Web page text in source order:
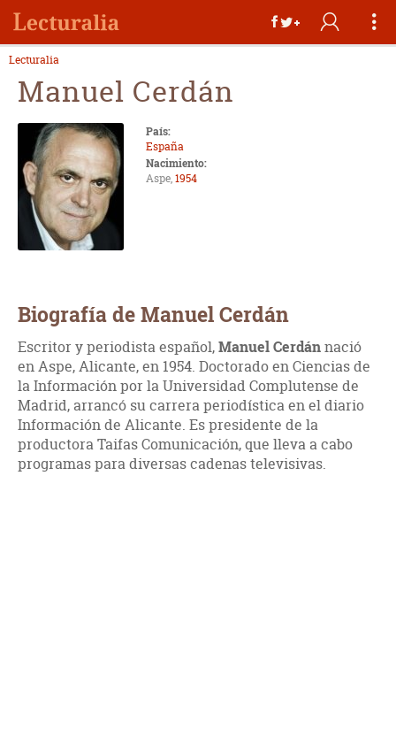
Lecturalia
Manuel Cerdán
País:
España
Nacimiento:
Aspe,1954
Biografía de Manuel Cerdán
Escritor y periodista español,Manuel Cerdánnació
en Aspe, Alicante, en 1954. Doctorado en Ciencias de
la Información por la Universidad Complutense de
Madrid, arrancó su carrera periodística en el diario
Información de Alicante. Es presidente de la
productora Taifas Comunicación, que lleva a cabo
programas para diversas cadenas televisivas.